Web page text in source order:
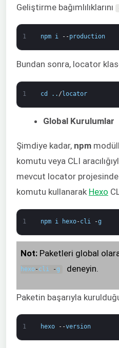
Geliştirme bağımlılıklarını
1 npm i --production
Bundan sonra, locator
1 cd . . /locator
Global Kurulumlar
Şimdiye kadar, npm
komutu veya CLI
mevcut locator
komutu kullanarak Hexo
1 npm i hexo-cli -g
Not: Paketleri global
hexo-cli -g deneyin.
Paketin başarıyla
1 hexo --version